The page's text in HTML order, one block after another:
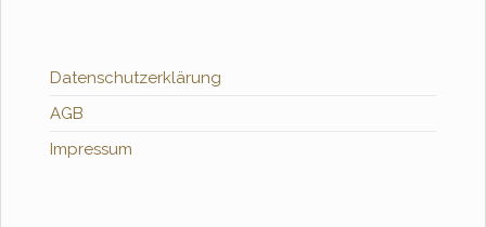
Datenschutzerklärung
AGB
Impressum